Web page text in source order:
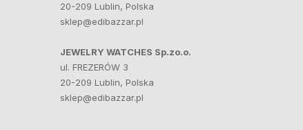
20-209 Lublin, Polska
sklep@edibazzar.pl
JEWELRY WATCHES Sp.zo.o.
ul. FREZERÓW 3
20-209 Lublin, Polska
sklep@edibazzar.pl